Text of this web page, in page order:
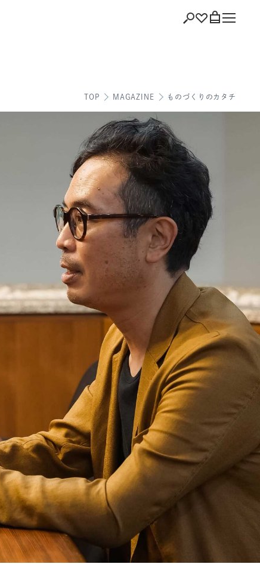
ショッピング
注文履歴
会員登録情報
ポイント
お気に入り
ログアウト
TOP MAGAZINE ものづくりのカタチ